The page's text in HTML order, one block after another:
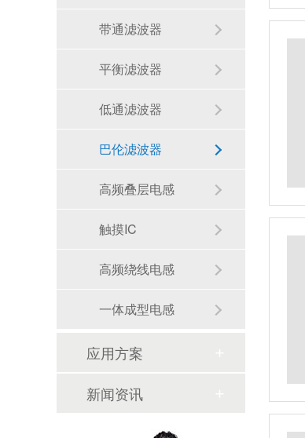
带通滤波器
平衡滤波器
低通滤波器
巴伦滤波器
高频叠层电感
触摸IC
高频绕线电感
一体成型电感
应用方案
新闻资讯